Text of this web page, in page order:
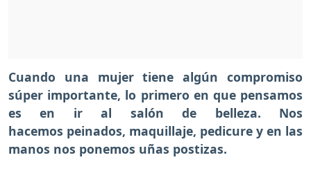
Cuando una mujer tiene algún compromiso
súper importante, lo primero en que pensamos
es en ir al salón de belleza. Nos
hacemos peinados, maquillaje, pedicure y en las
manos nos ponemos uñas postizas.